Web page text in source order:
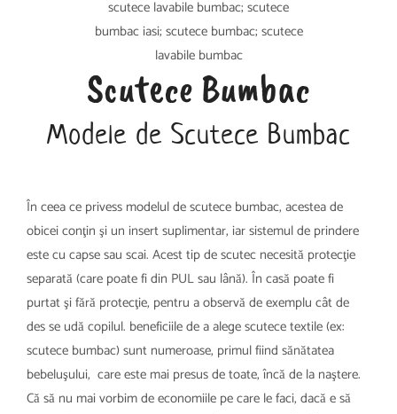
Scutece Bumbac
Modele de Scutece Bumbac
În ceea ce privess modelul de scutece bumbac, acestea de
obicei conţin şi un insert suplimentar, iar sistemul de prindere
este cu capse sau scai. Acest tip de scutec necesită protecţie
separată (care poate fi din PUL sau lână). În casă poate fi
purtat şi fără protecţie, pentru a observă de exemplu cât de
des se udă copilul. beneficiile de a alege scutece textile (ex:
scutece bumbac) sunt numeroase, primul fiind sănătatea
bebeluşului, care este mai presus de toate, încă de la naştere.
Că să nu mai vorbim de economiile pe care le faci, dacă e să